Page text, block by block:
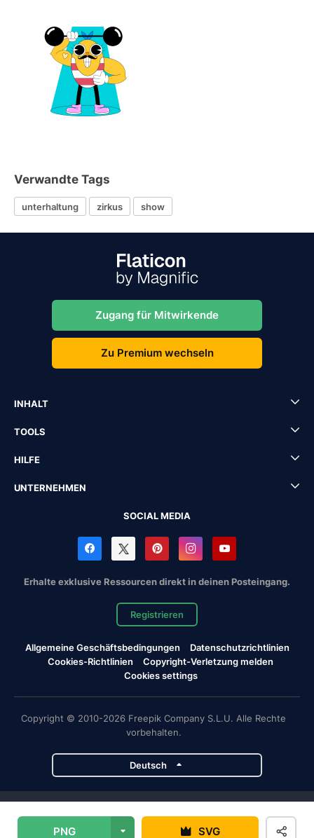
PNG SVG
Verwandte Tags
unterhaltung zirkus show
Zugang für Mitwirkende
Zu Premium wechseln
INHALT
TOOLS
HILFE
UNTERNEHMEN
SOCIAL MEDIA
Erhalte exklusive Ressourcen direkt in deinen Posteingang.
Registrieren
Allgemeine Geschäftsbedingungen
Datenschutzrichtlinien
Cookies-Richtlinien
Copyright-Verletzung melden
Cookies settings
Copyright © 2010-2026 Freepik Company S.L.U. Alle Rechte
vorbehalten.
Deutsch